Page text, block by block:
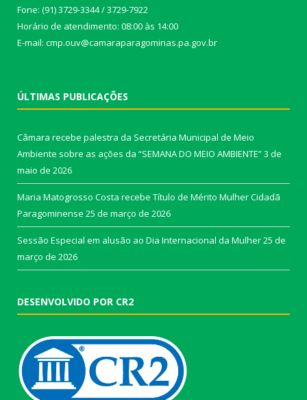
Fone: (91) 3729-3344 / 3729-7922
Horário de atendimento: 08:00 às 14:00
E-mail: cmp.ouv@camaraparagominas.pa.gov.br
ÚLTIMAS PUBLICAÇÕES
Câmara recebe palestra da Secretária Municipal de Meio
Ambiente sobre as ações da “SEMANA DO MEIO AMBIENTE”3 de
maio de 2026
Maria Matogrosso Costa recebe Título de Mérito Mulher Cidadã
Paragominense 25 de março de 2026
Sessão Especial em alusão ao Dia Internacional da Mulher25 de
março de 2026
DESENVOLVIDO POR CR2